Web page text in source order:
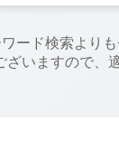
ード検索より
いますので、